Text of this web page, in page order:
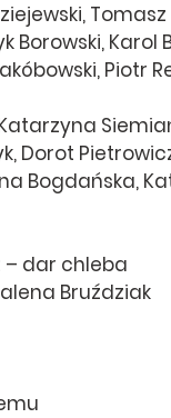
Tomasz
Borowski, Karol
Piotr
Dorot
Bogdańska,
– dar chleba
Bruździak